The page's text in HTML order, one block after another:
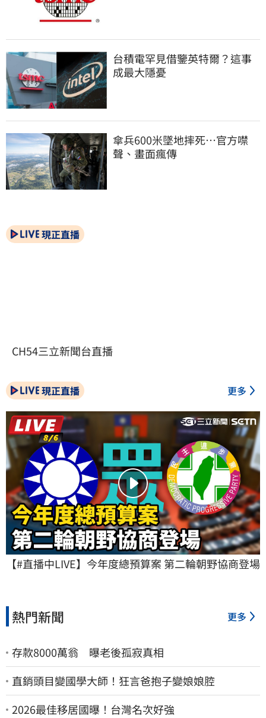
台積電罕見借鑒英特爾？這事
成最大隱憂
傘兵600米墜地摔死…官方噤
聲、畫面瘋傳
現正直播
CH54三立新聞台直播
現正直播 更多
【#直播中LIVE】今年度總預算案 第二輪朝野協商登場
熱門新聞 更多
存款8000萬翁 曝老後孤寂真相
直銷頭目變國學大師！狂言爸抱子變娘娘腔
2026最佳移居國曝！台灣名次好強